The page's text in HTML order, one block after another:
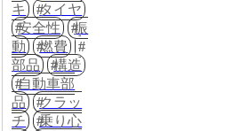
キ
タイヤ
安全性
振
動
燃費
部品
構造
自動車部
品
クラッ
チ
乗り心